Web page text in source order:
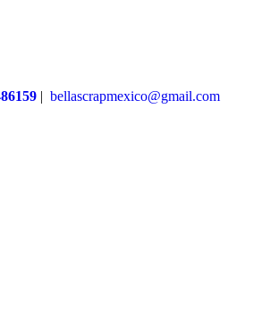
| bellascrapmexico@gmail.com